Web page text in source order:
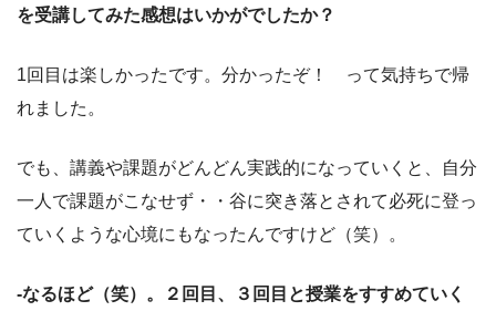
を受講してみた感想はいかがでしたか？
1回目は楽しかったです。分かったぞ！ って気持ちで帰
れました。
でも、講義や課題がどんどん実践的になっていくと、自分
一人で課題がこなせず・・谷に突き落とされて必死に登っ
ていくような心境にもなったんですけど（笑）。
-なるほど（笑）。２回目、３回目と授業をすすめていく